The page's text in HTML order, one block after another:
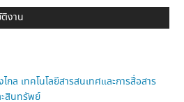
งาน
กล เทคโนโลยีสารสนเทศและการสื่อสาร
ะสินทรัพย์